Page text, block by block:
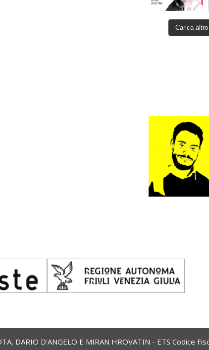
Carica altro
DARIO D'ANGELO E MIRAN HROVATIN - ETS Codice